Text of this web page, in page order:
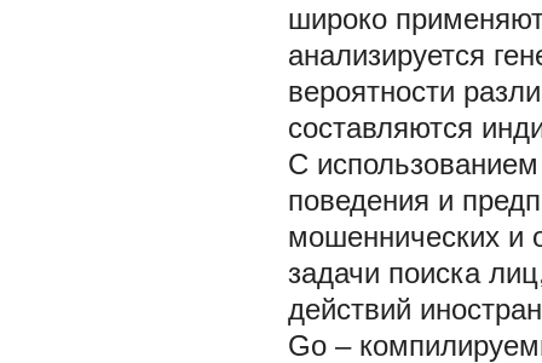
широко
анализируется
вероятности
составляются
С
поведения и
мошеннических и
задачи поиска
действий
Go –